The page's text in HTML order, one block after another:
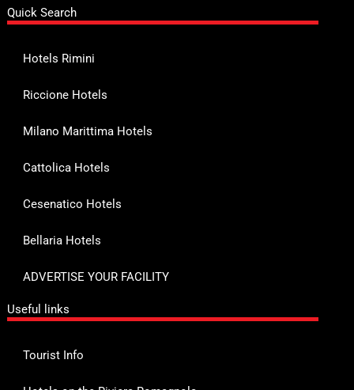
Quick Search
Hotels Rimini
Riccione Hotels
Milano Marittima Hotels
Cattolica Hotels
Cesenatico Hotels
Bellaria Hotels
ADVERTISE YOUR FACILITY
Useful links
Tourist Info